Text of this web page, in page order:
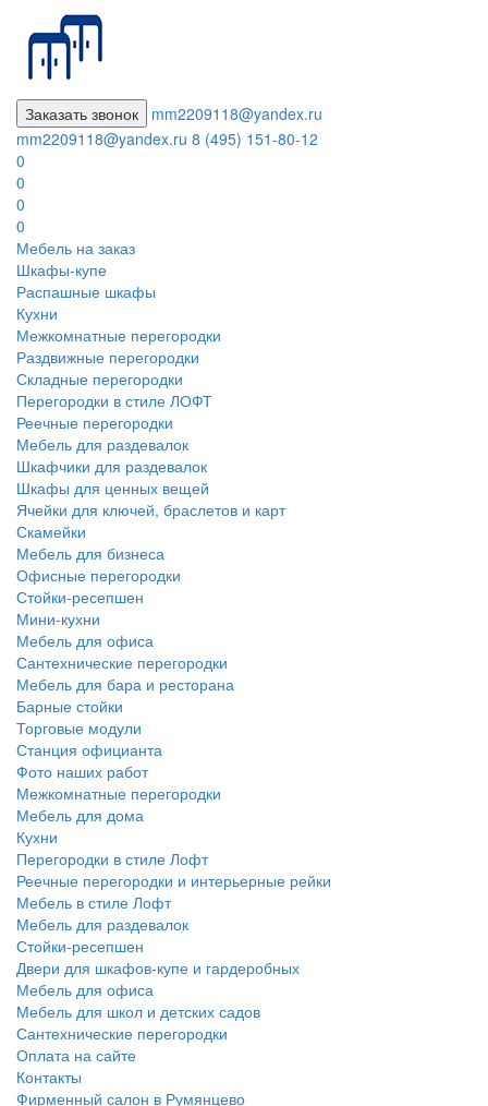
Заказать звонок
mm2209118@yandex.ru
mm2209118@yandex.ru 8 (495) 151-80-12
0
0
0
0
Мебель на заказ
Шкафы-купе
Распашные шкафы
Кухни
Межкомнатные перегородки
Раздвижные перегородки
Складные перегородки
Перегородки в стиле ЛОФТ
Реечные перегородки
Мебель для раздевалок
Шкафчики для раздевалок
Шкафы для ценных вещей
Ячейки для ключей, браслетов и карт
Скамейки
Мебель для бизнеса
Офисные перегородки
Стойки-ресепшен
Мини-кухни
Мебель для офиса
Сантехнические перегородки
Мебель для бара и ресторана
Барные стойки
Торговые модули
Станция официанта
Фото наших работ
Межкомнатные перегородки
Мебель для дома
Кухни
Перегородки в стиле Лофт
Реечные перегородки и интерьерные рейки
Мебель в стиле Лофт
Мебель для раздевалок
Стойки-ресепшен
Двери для шкафов-купе и гардеробных
Мебель для офиса
Мебель для школ и детских садов
Сантехнические перегородки
Оплата на сайте
Контакты
Фирменный салон в Румянцево